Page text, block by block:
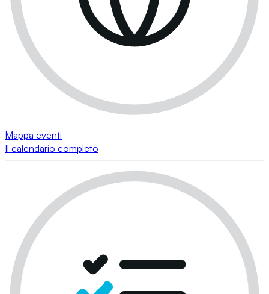
Mappa eventi
Il calendario completo